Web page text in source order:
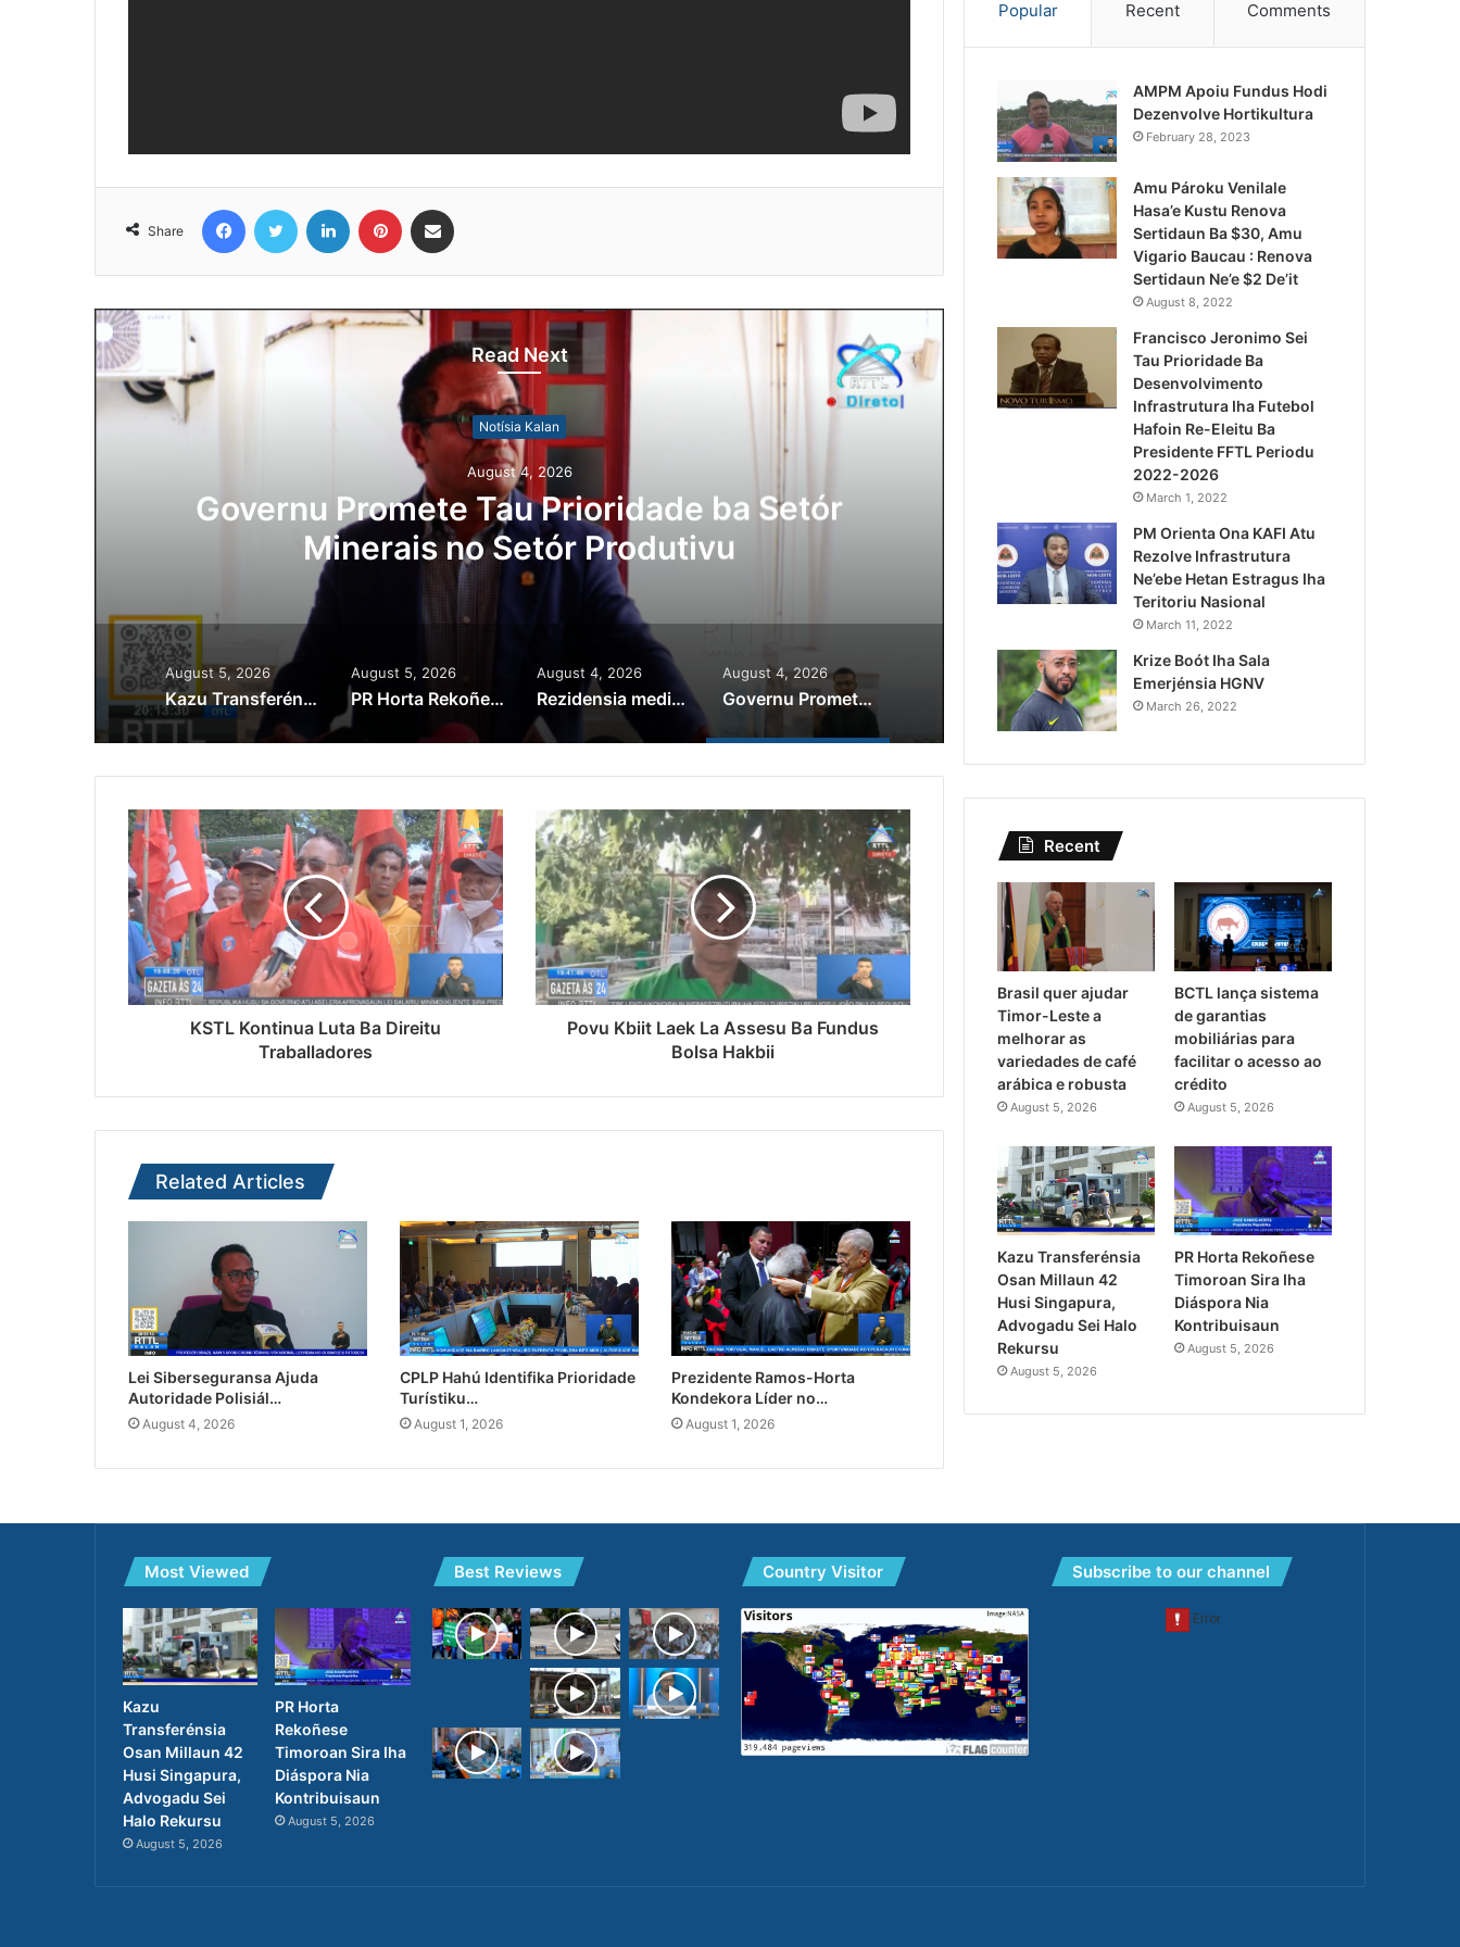
Share
Read Next
Notísia Kalan
August 5, 2026
Kazu Transferénsia Osan Millaun 42 Husi
Singapura, Advogadu Sei Halo Rekursu
August 5, 2026
Kazu Transferénsia Osan Millaun 42 Husi Singapura, Advogadu Sei Halo Rekursu
August 5, 2026
PR Horta Rekoñese Timoroan Sira Iha Diáspora Nia Kontribuisaun
August 4, 2026
Rezidensia mediku iha Manusae abandonadu
August 4, 2026
Governu Promete Tau Prioridade ba Setór Minerais no Setór Produtivu
KSTL Kontinua Luta Ba Direitu
Traballadores
Povu Kbiit Laek La Assesu Ba Fundus
Bolsa Hakbii
Related Articles
Lei Siberseguransa Ajuda
Autoridade Polisiál…
August 4, 2026
CPLP Hahú Identifika Prioridade
Turístiku…
August 1, 2026
Prezidente Ramos-Horta
Kondekora Líder no…
August 1, 2026
Popular Recent Comments
AMPM Apoiu Fundus Hodi
Dezenvolve Hortikultura
February 28, 2023
Amu Pároku Venilale
Hasa’e Kustu Renova
Sertidaun Ba $30, Amu
Vigario Baucau : Renova
Sertidaun Ne’e $2 De’it
August 8, 2022
Francisco Jeronimo Sei
Tau Prioridade Ba
Desenvolvimento
Infrastrutura Iha Futebol
Hafoin Re-Eleitu Ba
Presidente FFTL Periodu
2022-2026
March 1, 2022
PM Orienta Ona KAFI Atu
Rezolve Infrastrutura
Ne’ebe Hetan Estragus Iha
Teritoriu Nasional
March 11, 2022
Krize Boót Iha Sala
Emerjénsia HGNV
March 26, 2022
Recent
Brasil quer ajudar
Timor-Leste a
melhorar as
variedades de café
arábica e robusta
August 5, 2026
BCTL lança sistema
de garantias
mobiliárias para
facilitar o acesso ao
crédito
August 5, 2026
Kazu Transferénsia
Osan Millaun 42
Husi Singapura,
Advogadu Sei Halo
Rekursu
August 5, 2026
PR Horta Rekoñese
Timoroan Sira Iha
Diáspora Nia
Kontribuisaun
August 5, 2026
Most Viewed
Kazu
Transferénsia
Osan Millaun 42
Husi Singapura,
Advogadu Sei
Halo Rekursu
August 5, 2026
PR Horta
Rekoñese
Timoroan Sira Iha
Diáspora Nia
Kontribuisaun
August 5, 2026
Best Reviews Country Visitor Subscribe to our channel